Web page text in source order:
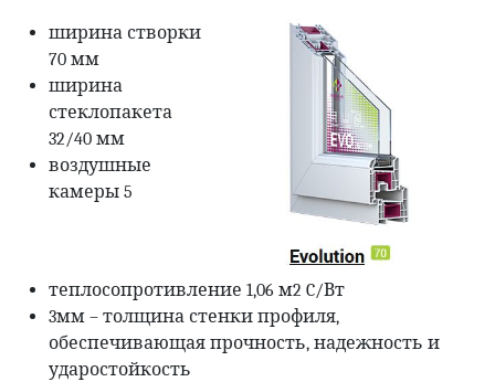
ширина створки
70 мм
ширина
стеклопакета
32/40 мм
воздушные
камеры 5
теплосопротивление 1,06 м2 C/Вт
3мм – толщина стенки профиля,
обеспечивающая прочность, надежность и
ударостойкость